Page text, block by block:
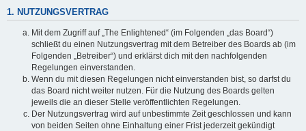
1. NUTZUNGSVERTRAG
Mit dem Zugriff auf „The Enlightened“ (im Folgenden „das Board“)
schließt du einen Nutzungsvertrag mit dem Betreiber des Boards ab (im
Folgenden „Betreiber“) und erklärst dich mit den nachfolgenden
Regelungen einverstanden.
Wenn du mit diesen Regelungen nicht einverstanden bist, so darfst du
das Board nicht weiter nutzen. Für die Nutzung des Boards gelten
jeweils die an dieser Stelle veröffentlichten Regelungen.
Der Nutzungsvertrag wird auf unbestimmte Zeit geschlossen und kann
von beiden Seiten ohne Einhaltung einer Frist jederzeit gekündigt